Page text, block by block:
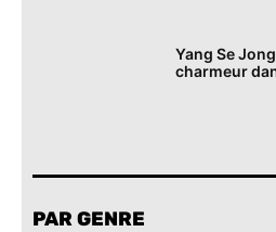
Yang Se
charmeur
PAR GENRE